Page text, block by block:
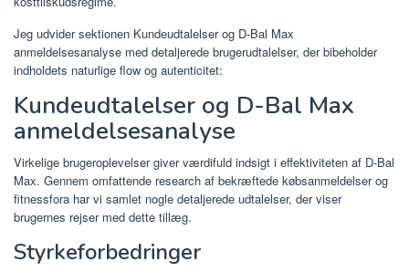
Jeg udvider sektionen Kundeudtalelser og D-Bal Max
anmeldelsesanalyse med detaljerede brugerudtalelser, der bibeholder
indholdets naturlige flow og autenticitet:
Kundeudtalelser og D-Bal Max
anmeldelsesanalyse
Virkelige brugeroplevelser giver værdifuld indsigt i effektiviteten af ​​D-Bal
Max. Gennem omfattende research af bekræftede købsanmeldelser og
fitnessfora har vi samlet nogle detaljerede udtalelser, der viser
brugernes rejser med dette tillæg.
Styrkeforbedringer